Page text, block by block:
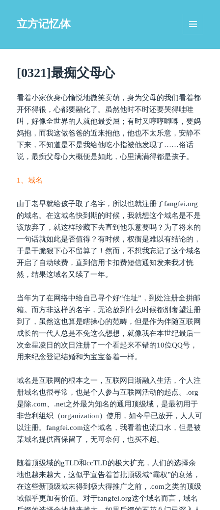
立方记忆体
[0321]最痴父母心
看着小家伙身心愉悦地微笑卖萌，身为父母的我们看着都
开怀得很，心都要融化了。虽然他时不时还要哭得哇哇
叫，好像全世界的人就他最委屈；有时又哼哼唧唧，要妈
妈抱，而我这做爸爸的近来抱他，他也不太乐意，安静不
下来，不知道是不是我给他吃小指被他发现了……俗话
说，最痴父母心大概便是如此，心里满满得都是孩子。
1、域名
由于老早就给孩子取了名字，所以也就注册了fangfei.org
的域名。在这域名快到期的时候，我就想这个域名是不是
该放弃了，就这样珍藏下去直到他乐意要吗？为了将来的
一句话就如此是否值得？有时候，权衡是难以有结论的，
于是干脆狠下心不留算了！然而，不想我忘记了这个域名
开启了自动续费，直到信用卡扣费短信通知发来我才恍
然，结果这域名又续了一年。
当年为了在网络中给自己寻个好“住址”，到处注册全拼邮
箱。而方非这样的名字，无论放到什么时候都别奢望注册
到了，虽然这也算是瞎操心的范畴，但是作为伴随互联网
成长的一代人总是不免这么想想，就像我在本世纪最后一
次金星凌日的次日注册了一个看起来不错的10位QQ号，
用来纪念登记结婚和为宝宝备着一样。
域名是互联网的根本之一，互联网日渐融入生活，个人注
册域名也很寻常，也是个人参与互联网活动的起点。.org
是除.com、.net之外最为知名的通用顶级域，是最初用于
非营利组织（organization）使用，如今早已放开，人人可
以注册。fangfei.com这个域名，我看着也流口水，但是被
某域名提供商保留了，无可奈何，也买不起。
随着顶级域的gTLD和ccTLD的极大扩充，人们的选择余
地也越来越大，这似乎宣告着首批顶级域“霸权”的衰落，
在这些新顶级域未得到极大得推广之前，.com之类的顶级
域似乎更加有价值。对于fangfei.org这个域名而言，域名